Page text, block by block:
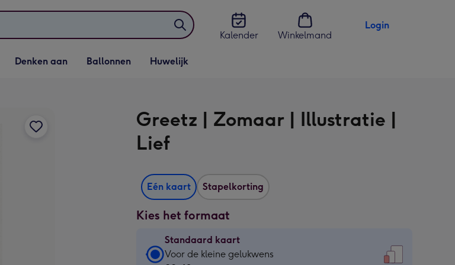
Kalender
Winkelmand
Login
Vervolgkeuzelijst
Denken aan openen
Denken aan
Vervolgkeuzelijst
Ballonnen openen
Ballonnen
Vervolgkeuzelijst
Huwelijk openen
Huwelijk
Greetz | Zomaar | Illustratie |
Lief
Eén kaart Stapelkorting
Kies het formaat
Standaard kaart
Standaard
Voor de kleine gelukwens